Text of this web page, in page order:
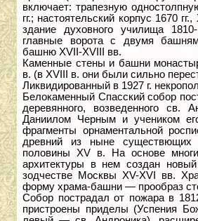
включает: трапезную
гг.; настоятельский корпус 1670
здание духовного училища
главные ворота с двумя
башню XVII-XVIII вв.
Каменные стены и башни
в. (в XVIII в. они были сильно
Ликвидированный в 1927 г.
Белокаменный Спасский собор
деревянного, возведенного св.
Даниилом Черным и учеником
фрагменты орнаментальной
древний из ныне существющих
половины XV в. На основе
архитектуры в нем создан
зодчестве Москвы XV-XVI вв.
форму храма-башни — прообраз
Собор пострадал от пожара в
пристроены приделы (Успения